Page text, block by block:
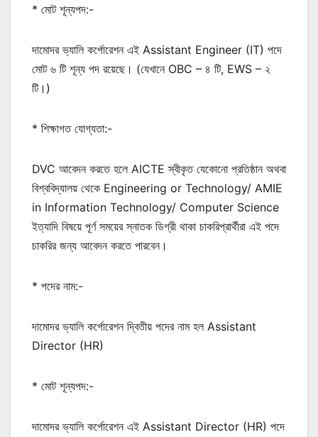
* মোট শূন্যপদ:-
দামোদর ভ্যালি কর্পোরেশন এই Assistant Engineer (IT) পদে
মোট ৬ টি শূন্য পদ রয়েছে। (যেখানে OBC – ৪ টি, EWS – ২
টি।)
* শিক্ষাগত যোগ্যতা:-
DVC আবেদন করতে হলে AICTE স্বীকৃত যেকোনো প্রতিষ্ঠান অথবা
বিশ্ববিদ্যালয় থেকে Engineering or Technology/ AMIE
in Information Technology/ Computer Science
ইত্যাদি বিষয়ে পূর্ণ সময়ের স্নাতক ডিগ্রী থাকা চাকরিপ্রার্থীরা এই পদে
চাকরির জন্য আবেদন করতে পারবেন।
* পদের নাম:-
দামোদর ভ্যালি কর্পোরেশন দ্বিতীয় পদের নাম হল Assistant
Director (HR)
* মোট শূন্যপদ:-
দামোদর ভ্যালি কর্পোরেশন এই Assistant Director (HR) পদে